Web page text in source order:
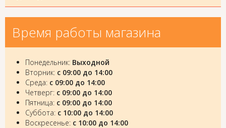
Время работы магазина
Понедельник: Выходной
Вторник: с 09:00 до 14:00
Среда: с 09:00 до 14:00
Четверг: с 09:00 до 14:00
Пятница: с 09:00 до 14:00
Суббота: с 10:00 до 14:00
Воскресенье: с 10:00 до 14:00